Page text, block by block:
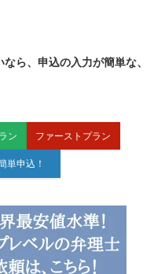
ら、申込の入力が簡単な、
ン ファーストプラン
単申込！